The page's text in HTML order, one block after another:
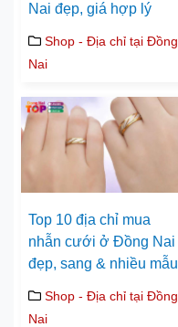
Nai đẹp, giá hợp lý
Shop - Địa chỉ tại Đồng
Nai
Top 10 địa chỉ mua
nhẫn cưới ở Đồng Nai
đẹp, sang & nhiều mẫu
Shop - Địa chỉ tại Đồng
Nai